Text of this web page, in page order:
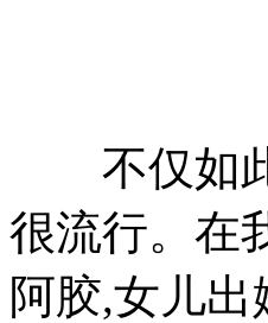
不仅如此,
很流行。在
阿胶,女儿